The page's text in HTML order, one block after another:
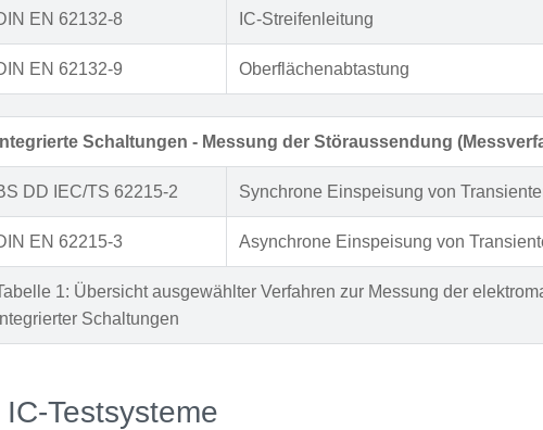
EN 62132-8 IC-Streifenleitung
EN 62132-9 Oberflächenabtastung
Schaltungen - Messung der Störaussendung
DD IEC/TS 62215-2 Synchrone Einspeisung von
EN 62215-3 Asynchrone Einspeisung von
1: Übersicht ausgewählter Verfahren zur Messung der
Schaltungen
IC-Testsysteme